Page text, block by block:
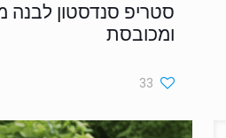
סטריפ סנדסטון לבנה
ומכובסת
33